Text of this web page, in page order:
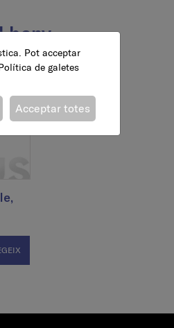
bany
Pot acceptar
de galetes
Acceptar totes